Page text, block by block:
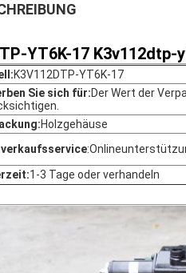
YT6K-17
K3V112DTP-YT6K-17
Sie sich für:Der Wert der
Holzgehäuse
:
1-3 Tage oder verhandeln